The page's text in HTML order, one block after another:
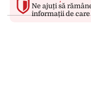
Ne ajuți să
informații de care